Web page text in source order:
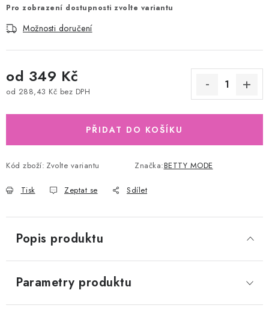
Pro zobrazení dostupnosti zvolte variantu
Možnosti doručení
od 349 Kč
od 288,43 Kč bez DPH
PŘIDAT DO KOŠÍKU
Kód zboží: Zvolte variantu Značka:BETTY MODE
Tisk Zeptat se Sdílet
Popis produktu
Parametry produktu